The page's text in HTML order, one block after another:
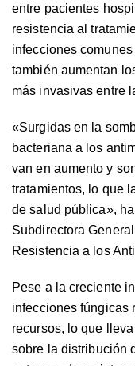
entre pacientes
resistencia al
infecciones
también aumentan
más invasivas entre
«Surgidas en la
bacteriana a los
van en aumento y
tratamientos, lo que
de salud pública»,
Subdirectora
Resistencia a los
Pese a la creciente
infecciones fúngicas
recursos, lo que
sobre la distribución